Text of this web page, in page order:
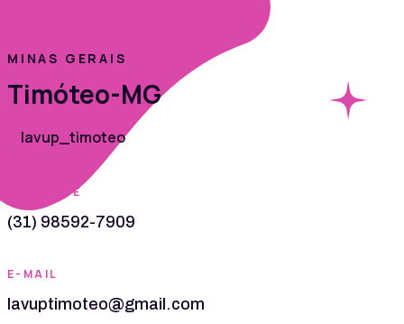
MINAS GERAIS
Timóteo-MG
lavup_timoteo
TELEFONE
(31) 98592-7909
E-MAIL
lavuptimoteo@gmail.com